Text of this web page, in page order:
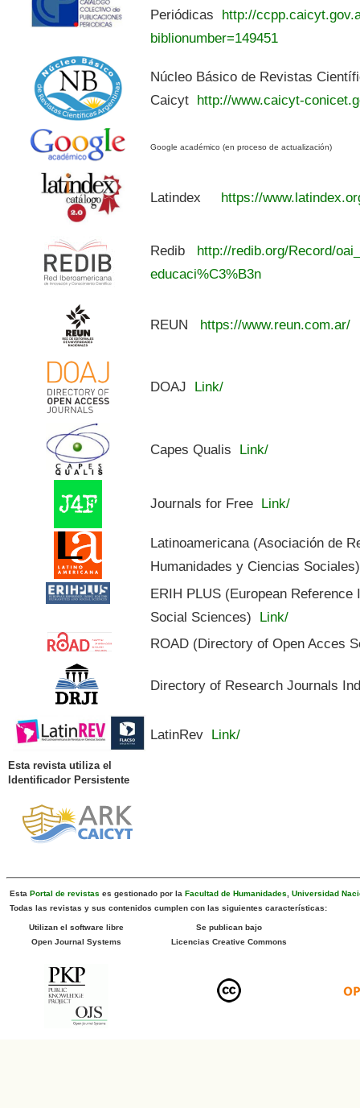
Periódicas http://
biblionumber=149451
Núcleo Básico de Revistas
Caicyt http://www.caicyt-
Google académico (en proceso de actualización)
Latindex https://
Redib
http://redib.org/Record/
educaci%C3%B3n
REUN https://www.reun.com.ar/
DOAJ Link/
Capes Qualis Link/
Journals for Free Link/
Latinoamericana (Asociación de
Humanidades y Ciencias Sociales)
ERIH PLUS (European
Social Sciences) Link/
ROAD (Directory of Open Acces
Directory of Research Journals
LatinRev Link/
Esta revista utiliza el
Identificador Persistente
Esta Portal de revistas es gestionado por la Facultad de Humanidades
Universidad
Todas las revistas y sus contenidos cumplen con las siguientes características:
Utilizan el software libre
Open Journal Systems
Se publican bajo
Licencias Creative Commons